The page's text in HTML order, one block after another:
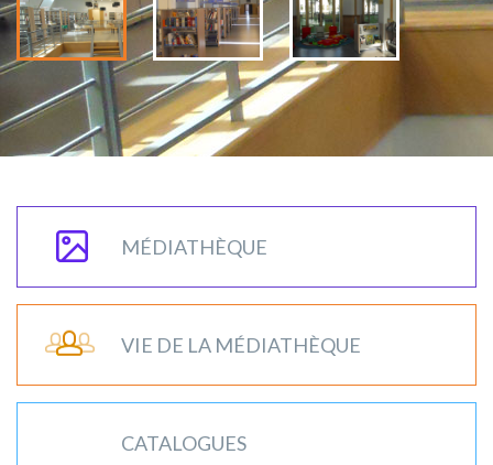
MÉDIATHÈQUE
VIE DE LA MÉDIATHÈQUE
CATALOGUES